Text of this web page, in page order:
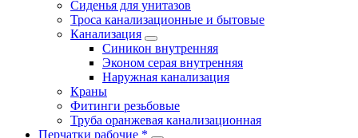
Сиденья для унитазов
Троса канализационные и бытовые
Канализация
Синикон внутренняя
Эконом серая внутренняя
Наружная канализация
Краны
Фитинги резьбовые
Труба оранжевая канализационная
Перчатки рабочие *